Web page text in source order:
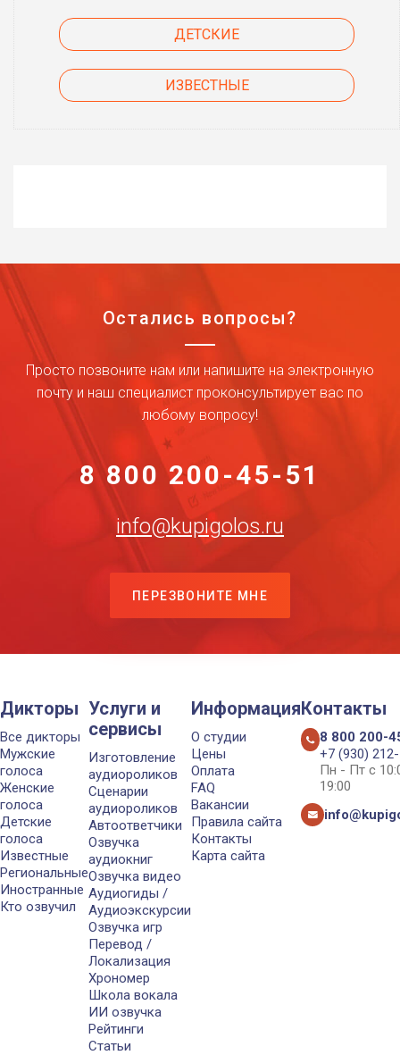
ДЕТСКИЕ
ИЗВЕСТНЫЕ
Остались вопросы?
Просто позвоните нам или напишите на электронную
почту и наш специалист проконсультирует вас по
любому вопросу!
8 800 200-45-51
info@kupigolos.ru
ПЕРЕЗВОНИТЕ МНЕ
Дикторы
Все дикторы
Мужские
голоса
Женские
голоса
Детские
голоса
Известные
Региональные
Иностранные
Кто озвучил
Услуги и
сервисы
Изготовление
аудиороликов
Сценарии
аудиороликов
Автоответчики
Озвучка
аудиокниг
Озвучка видео
Аудиогиды /
Аудиоэкскурсии
Озвучка игр
Перевод /
Локализация
Хрономер
Школа вокала
ИИ озвучка
Рейтинги
Статьи
Информация
О студии
Цены
Оплата
FAQ
Вакансии
Правила сайта
Контакты
Карта сайта
Контакты
8 800 200-
+7 (930)
Пн - Пт с
19:00